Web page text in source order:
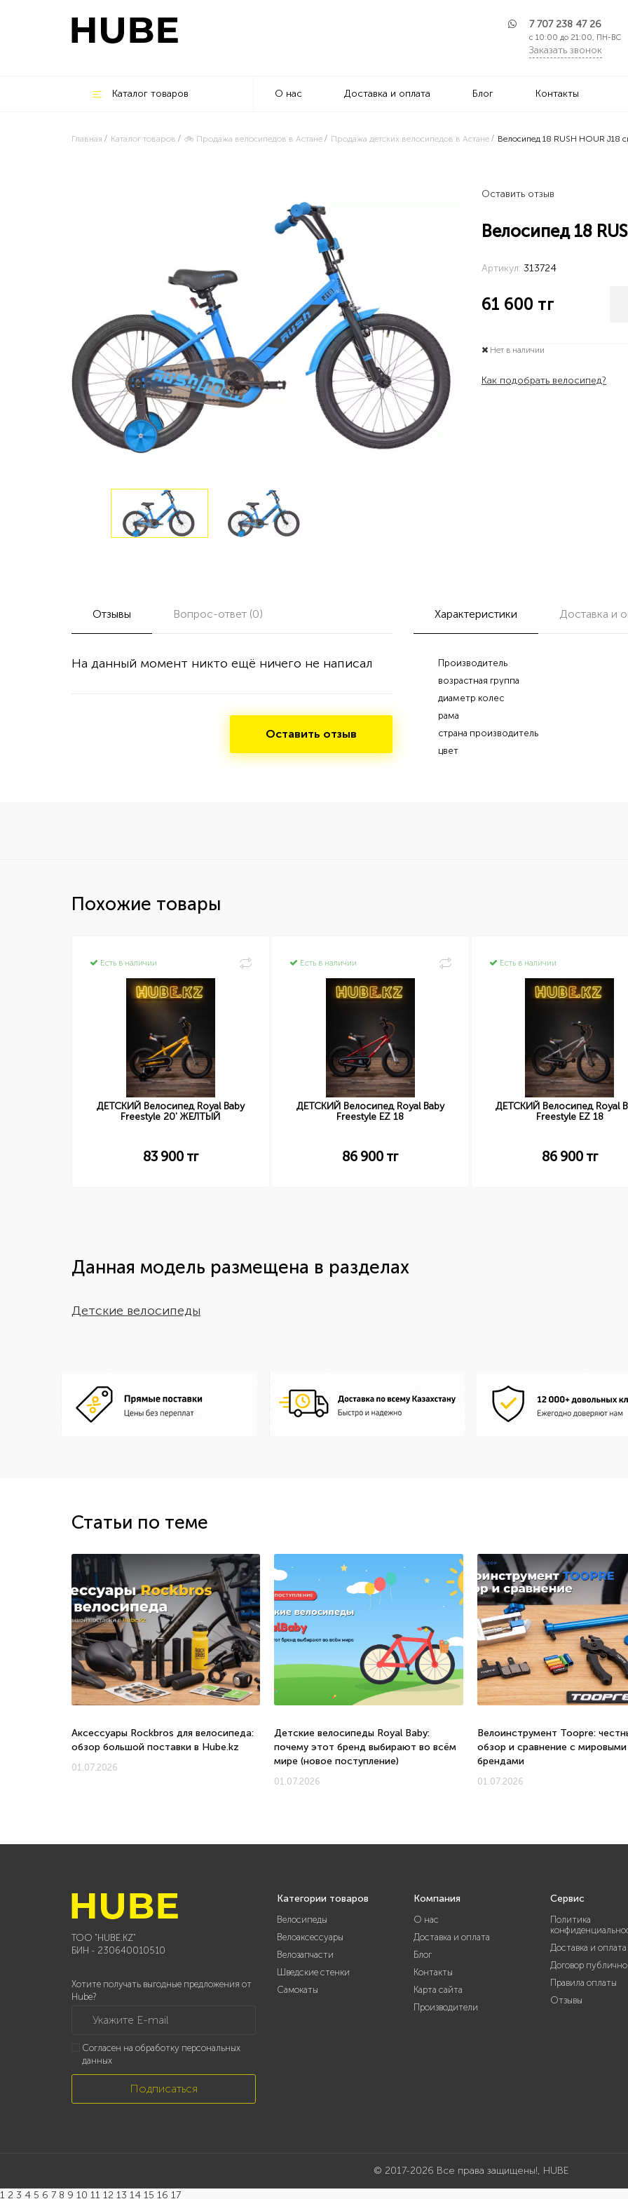
7 707 238 47 26
с 10:00 до 21:00, ПН-ВС
Заказать звонок
Каталог товаров О нас Доставка и оплата Блог Контакты
Главная Каталог товаров 🚲 Продажа велосипедов в Астане Продажа детских велосипедов в Астане Велосипед 18 RUSH HOUR J18
Оставить отзыв
Велосипед 18
Артикул: 313724
61 600 тг
Нет в наличии
Как подобрать велосипед?
Отзывы Вопрос-ответ (0)
На данный момент никто ещё ничего не написал
Оставить отзыв
Характеристики Доставка и
Производитель
возрастная группа
диаметр колес
рама
страна производитель
цвет
Похожие товары
Есть в наличии
ДЕТСКИЙ Велосипед Royal Baby
Freestyle 20' ЖЕЛТЫЙ
83 900тг
Есть в наличии
ДЕТСКИЙ Велосипед Royal Baby
Freestyle EZ 18
86 900 тг
Есть в наличии
ДЕТСКИЙ Велосипед Royal
Freestyle EZ 18
86 900тг
Данная модель размещена в разделах
Детские велосипеды
Статьи по теме
Аксессуары Rockbros для велосипеда:
обзор большой поставки в Hube.kz
01.07.2026
Детские велосипеды Royal Baby:
почему этот бренд выбирают во всём
мире (новое поступление)
01.07.2026
Велоинструмент Toopre:
обзор и сравнение с мировыми
брендами
01.07.2026
ТОО "HUBE.KZ"
БИН - 230640010510
Хотите получать выгодные предложения от
Hube?
Укажите E-mail
Согласен на обработку персональных
данных
Подписаться
Категории товаров
Велосипеды
Велоаксессуары
Велозапчасти
Шведские стенки
Самокаты
Компания
О нас
Доставка и оплата
Блог
Контакты
Карта сайта
Производители
Сервис
Политика
Доставка и оплата
Договор
Правила оплаты
Отзывы
© 2017-2026 Все права защищены!, HUBE
1 2 3 4 5 6 7 8 9 10 11 12 13 14 15 16 17